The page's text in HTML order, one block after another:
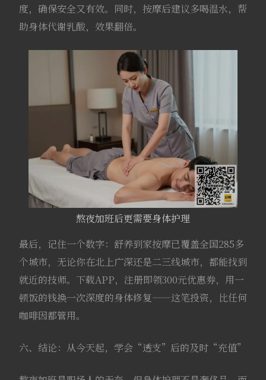
度，确保安全又有效。同时，按摩后建议多喝温水，帮
助身体代谢乳酸，效果翻倍。
熬夜加班后更需要身体护理
最后，记住一个数字：舒养到家按摩已覆盖全国285多
个城市，无论你在北上广深还是二三线城市，都能找到
就近的技师。下载APP，注册即领300元优惠券，用一
顿饭的钱换一次深度的身体修复——这笔投资，比任何
咖啡因都管用。
六、结论：从今天起，学会“透支”后的及时“充值”